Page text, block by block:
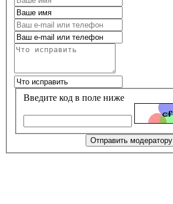
Введите код в поле ниже
Отправить модератору